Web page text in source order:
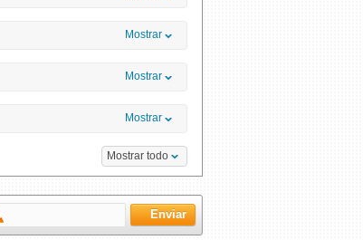
Mostrar
Mostrar
Mostrar
Mostrar todo